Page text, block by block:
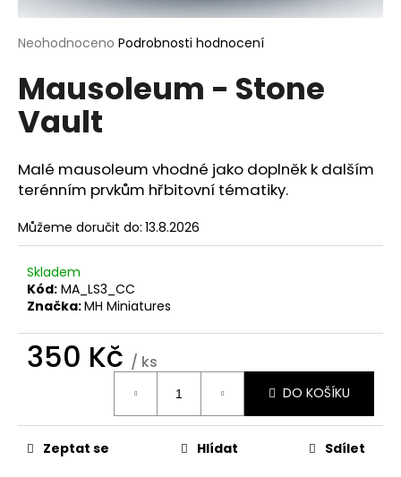
Průměrné
produktu
je
0,0
z
hvězdiček.
Neohodnoceno Podrobnosti hodnocení
Mausoleum - Stone
Vault
Malé mausoleum vhodné jako doplněk k dalším
terénním prvkům hřbitovní tématiky.
Můžeme doručit do: 13.8.2026
Skladem
Kód: MA_LS3_CC
Značka:MH Miniatures
350 Kč / ks
DO KOŠÍKU
Zeptat se Hlídat Sdílet
a
j
t
?
D
o
o
u